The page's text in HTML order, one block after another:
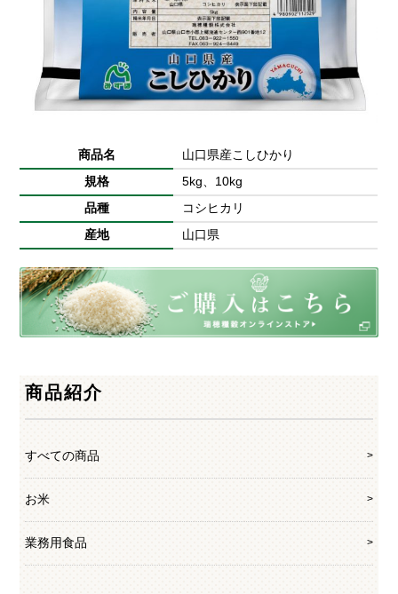
商品名
山口県産こしひかり
規格
5kg、10kg
品種
コシヒカリ
産地
山口県
商品紹介
すべての商品
お米
業務用食品